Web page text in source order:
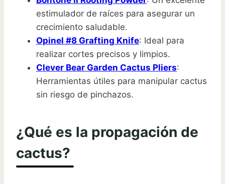
estimulador de raíces para asegurar un
crecimiento saludable.
Opinel #8 Grafting Knife: Ideal para
realizar cortes precisos y limpios.
Clever Bear Garden Cactus Pliers:
Herramientas útiles para manipular cactus
sin riesgo de pinchazos.
¿Qué es la propagación de
cactus?